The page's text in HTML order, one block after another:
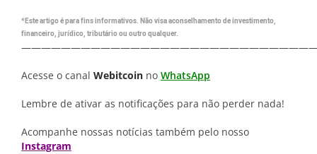
*Este artigo é para fins informativos. Não visa aconselhamento de investimento,
financeiro, jurídico, tributário ou outro qualquer.
Acesse o canal Webitcoin no WhatsApp
Lembre de ativar as notificações para não perder nada!
Acompanhe nossas notícias também pelo nosso
Instagram